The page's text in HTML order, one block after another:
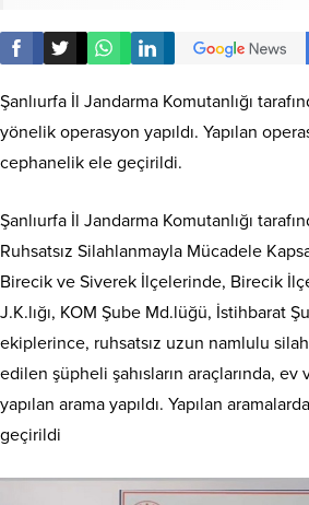
Şanlıurfa İl Jandarma Komutanlığı
yönelik operasyon yapıldı. Yapılan
cephanelik ele geçirildi.
Şanlıurfa İl Jandarma Komutanlığı
Ruhsatsız Silahlanmayla Mücadele
Birecik ve Siverek İlçelerinde, Birecik
J.K.lığı, KOM Şube Md.lüğü, İstihbarat
ekiplerince, ruhsatsız uzun namlulu
edilen şüpheli şahısların araçlarında,
yapılan arama yapıldı. Yapılan
geçirildi